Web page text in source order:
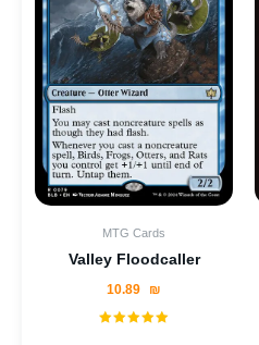
MTG Cards
Valley Floodcaller
10.89 ₪